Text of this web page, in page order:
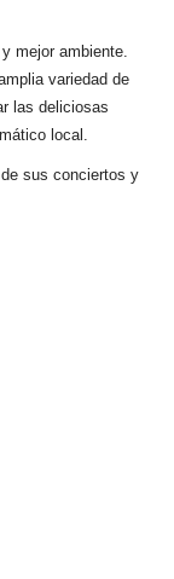
mejor ambiente.
variedad de
las deliciosas
local.
sus conciertos y